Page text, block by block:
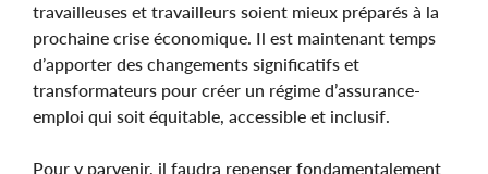
travailleuses et travailleurs soient mieux préparés à la
prochaine crise économique. Il est maintenant temps
d’apporter des changements significatifs et
transformateurs pour créer un régime d’assurance-
emploi qui soit équitable, accessible et inclusif.
Pour y parvenir, il faudra repenser fondamentalement